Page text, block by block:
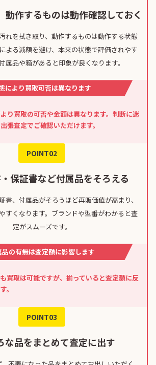
動作するものは動作確認しておく
れを拭き取り、動作するものは動作する状態
よる減額を避け、本来の状態で評価されやす
属品や箱があると印象が良くなります。
により買取可否は異なります
り買取の可否や金額は異なります。判断に迷
張査定でご確認いただけます。
POINT02
保証書など付属品をそろえる
書、付属品がそろうほど再販価値が高まり、
すくなります。ブランドや型番がわかると査
定がスムーズです。
品の有無は査定額に影響します
買取は可能ですが、揃っていると査定額に反
。
POINT03
な品をまとめて査定に出す